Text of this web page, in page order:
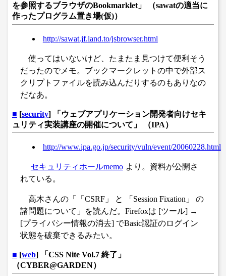
を参照するブラウザのBookmarklet」 （sawatの適当に
作ったプログラム置き場(仮)）
http://sawat.jf.land.to/jsbrowser.html
使ってはいないけど、たまたま見つけて便利そう
だったのでメモ。ブックマークレットの中で外部ス
クリプトファイルを読み込んだりするのもありなの
だなあ。
■ [security] 「ウェブアプリケーション開発者向けセキ
ュリティ実装講座の開催について」 （IPA）
http://www.ipa.go.jp/security/vuln/event/20060228.html
セキュリティホールmemo より。資料が公開さ
れている。
高木さんの「「CSRF」 と 「Session Fixation」 の
諸問題について」を読んだ。Firefoxは [ツール] →
[プライバシー情報の消去] でBasic認証のログイン
状態を破棄できるみたい。
■ [web] 「CSS Nite Vol.7 終了」
（CYBER@GARDEN）